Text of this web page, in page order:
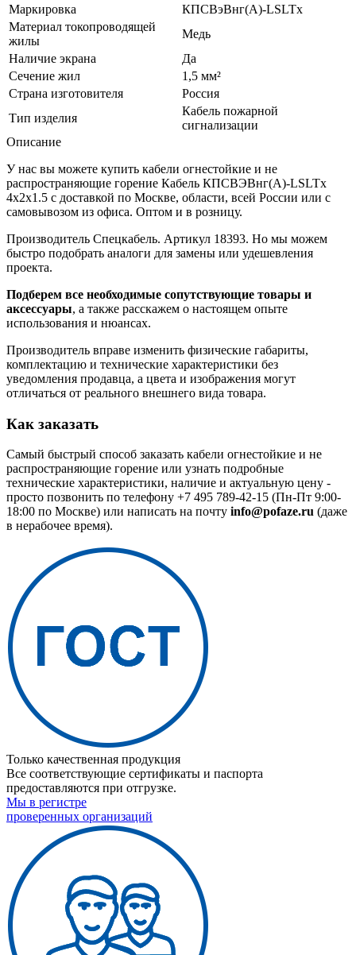
Маркировка
КПСВэВнг(A)-LSLTx
Материал токопроводящей
жилы
Медь
Наличие экрана
Да
Сечение жил
1,5 мм²
Страна изготовителя
Россия
Тип изделия
Кабель пожарной
сигнализации
Описание
У нас вы можете купить кабели огнестойкие и не
распространяющие горение Кабель КПСВЭВнг(А)-LSLTx
4х2х1.5 с доставкой по Москве, области, всей России или с
самовывозом из офиса. Оптом и в розницу.
Производитель Спецкабель. Артикул 18393. Но мы можем
быстро подобрать аналоги для замены или удешевления
проекта.
Подберем все необходимые сопутствующие товары и
аксессуары, а также расскажем о настоящем опыте
использования и нюансах.
Производитель вправе изменить физические габариты,
комплектацию и технические характеристики без
уведомления продавца, а цвета и изображения могут
отличаться от реального внешнего вида товара.
Как заказать
Самый быстрый способ заказать кабели огнестойкие и не
распространяющие горение или узнать подробные
технические характеристики, наличие и актуальную цену -
просто позвонить по телефону +7 495 789-42-15 (Пн-Пт 9:00-
18:00 по Москве) или написать на почту info@pofaze.ru (даже
в нерабочее время).
Только качественная продукция
Все соответствующие сертификаты и паспорта
предоставляются при отгрузке.
Мы в регистре
проверенных организаций